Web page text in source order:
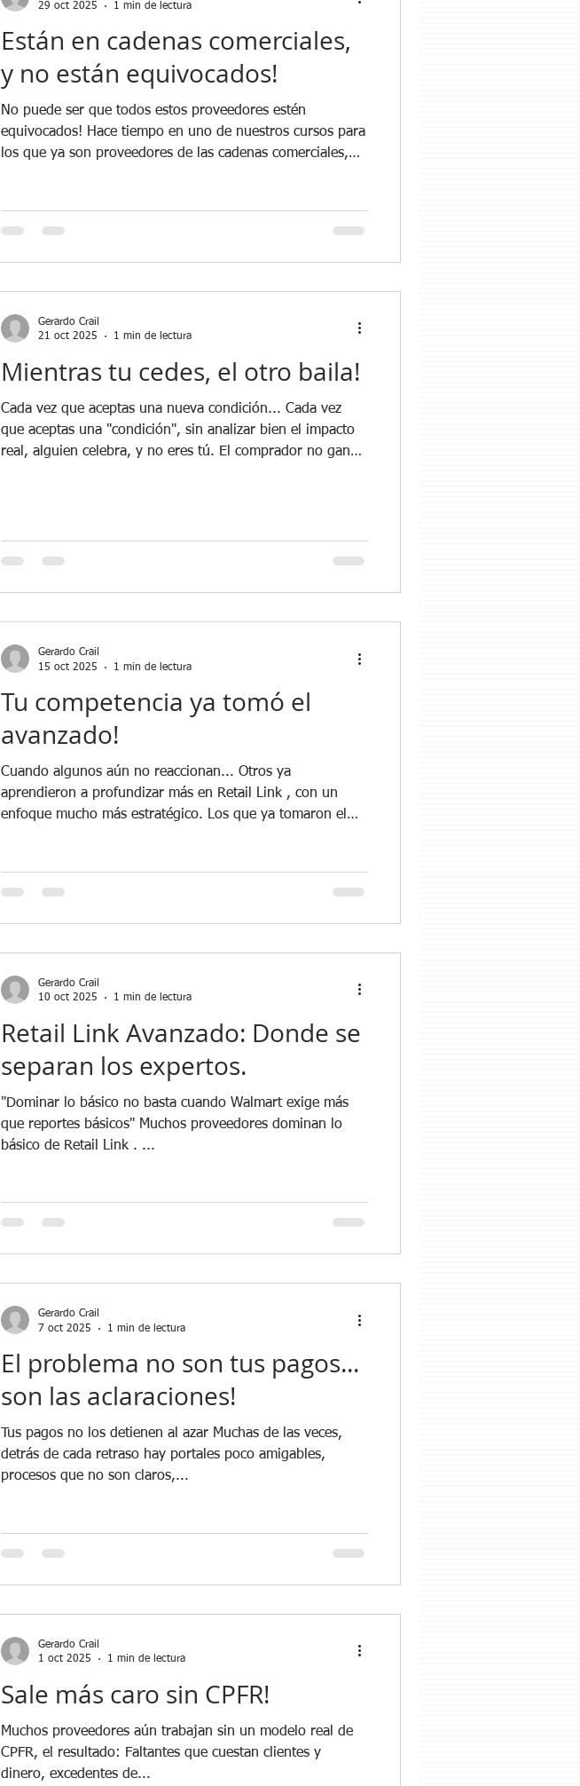
Están en cadenas comerciales,
y no están equivocados!
No puede ser que todos estos proveedores estén
equivocados! Hace tiempo en uno de nuestros cursos para
los que ya son proveedores de las cadenas comerciales,
quería vender su producto a las cadenas comerciales .
Comentó que la gran mayoría de las personas a las que
29 oct 2025
1 min de lectura
Mientras tu cedes, el otro baila!
Cada vez que aceptas una nueva condición... Cada vez
que aceptas una "condición", sin analizar bien el impacto
real, alguien celebra, y no eres tú. El comprador no gana
Cómo Ganar Más Con Las Grandes Cadenas Comerciales ,
Gerardo Crail
21 oct 2025
1 min de lectura
Tu competencia ya tomó el
avanzado!
Cuando algunos aún no reaccionan... Otros ya
aprendieron a profundizar más en Retail Link , con un
enfoque mucho más estratégico. Los que ya tomaron el
Walmart . Porque Retail Link es más que una herramienta
de consulta : es una fuente de inteligencia comercial que,
Gerardo Crail
15 oct 2025
1 min de lectura
Retail Link Avanzado: Donde se
separan los expertos.
"Dominar lo básico no basta cuando Walmart exige más
que reportes básicos" Muchos proveedores dominan lo
básico de Retail Link . ...
Gerardo Crail
10 oct 2025
1 min de lectura
El problema no son tus pagos...
son las aclaraciones!
Tus pagos no los detienen al azar Muchas de las veces,
detrás de cada retraso hay portales poco amigables,
procesos que no son claros,...
Gerardo Crail
7 oct 2025
1 min de lectura
Sale más caro sin CPFR!
Muchos proveedores aún trabajan sin un modelo real de
CPFR, el resultado: Faltantes que cuestan clientes y
dinero, excedentes de...
Gerardo Crail
1 oct 2025
1 min de lectura